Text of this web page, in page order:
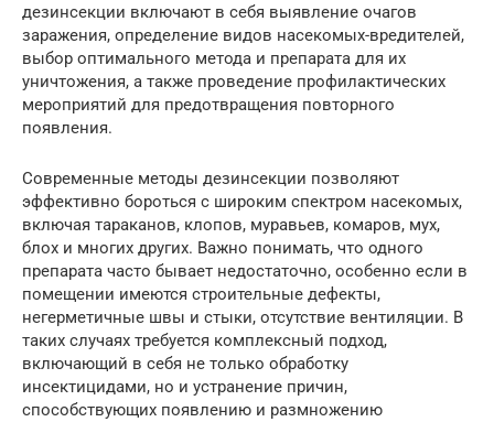
дезинсекции включают в себя выявление очагов
заражения, определение видов насекомых-вредителей,
выбор оптимального метода и препарата для их
уничтожения, а также проведение профилактических
мероприятий для предотвращения повторного
появления.
Современные методы дезинсекции позволяют
эффективно бороться с широким спектром насекомых,
включая тараканов, клопов, муравьев, комаров, мух,
блох и многих других. Важно понимать, что одного
препарата часто бывает недостаточно, особенно если в
помещении имеются строительные дефекты,
негерметичные швы и стыки, отсутствие вентиляции. В
таких случаях требуется комплексный подход,
включающий в себя не только обработку
инсектицидами, но и устранение причин,
способствующих появлению и размножению